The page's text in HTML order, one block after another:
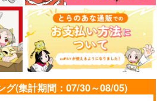
げ本舗
（税込）
ルト・バイルシュ
サンプル
作品詳細
でかりんご市
787円（税込）
蘇枋隼飛×桜遥
サンプル
作品詳細
グ(集計期間：07/30～08/05)